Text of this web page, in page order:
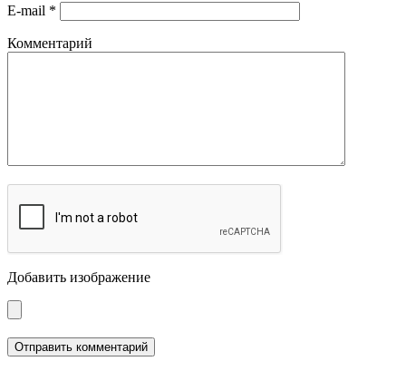
E-mail *
Комментарий
Добавить изображение